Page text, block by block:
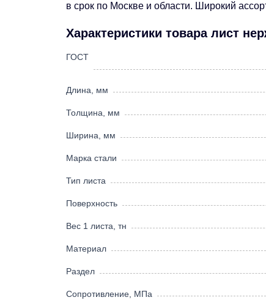
в срок по Москве и области. Широкий
Характеристики товара лист
ГОСТ
Длина, мм
Толщина, мм
Ширина, мм
Марка стали
Тип листа
Поверхность
Вес 1 листа, тн
Материал
Раздел
Сопротивление, МПа